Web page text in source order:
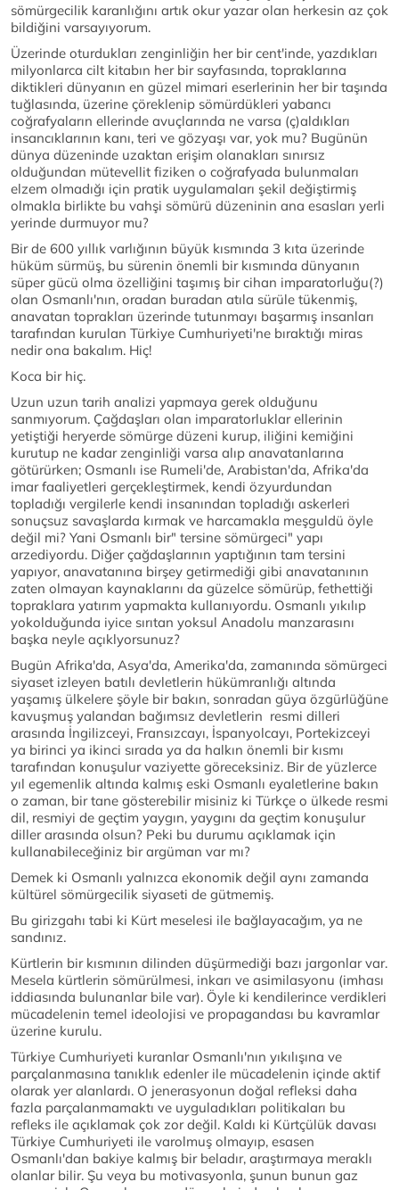
sömürgecilik karanlığını artık okur yazar olan herkesin az çok
bildiğini varsayıyorum.
Üzerinde oturdukları zenginliğin her bir cent'inde, yazdıkları
milyonlarca cilt kitabın her bir sayfasında, topraklarına
diktikleri dünyanın en güzel mimari eserlerinin her bir taşında
tuğlasında, üzerine çöreklenip sömürdükleri yabancı
coğrafyaların ellerinde avuçlarında ne varsa (ç)aldıkları
insancıklarının kanı, teri ve gözyaşı var, yok mu? Bugünün
dünya düzeninde uzaktan erişim olanakları sınırsız
olduğundan mütevellit fiziken o coğrafyada bulunmaları
elzem olmadığı için pratik uygulamaları şekil değiştirmiş
olmakla birlikte bu vahşi sömürü düzeninin ana esasları yerli
yerinde durmuyor mu?
Bir de 600 yıllık varlığının büyük kısmında 3 kıta üzerinde
hüküm sürmüş, bu sürenin önemli bir kısmında dünyanın
süper gücü olma özelliğini taşımış bir cihan imparatorluğu(?)
olan Osmanlı'nın, oradan buradan atıla sürüle tükenmiş,
anavatan toprakları üzerinde tutunmayı başarmış insanları
tarafından kurulan Türkiye Cumhuriyeti'ne bıraktığı miras
nedir ona bakalım. Hiç!
Koca bir hiç.
Uzun uzun tarih analizi yapmaya gerek olduğunu
sanmıyorum. Çağdaşları olan imparatorluklar ellerinin
yetiştiği heryerde sömürge düzeni kurup, iliğini kemiğini
kurutup ne kadar zenginliği varsa alıp anavatanlarına
götürürken; Osmanlı ise Rumeli'de, Arabistan'da, Afrika'da
imar faaliyetleri gerçekleştirmek, kendi özyurdundan
topladığı vergilerle kendi insanından topladığı askerleri
sonuçsuz savaşlarda kırmak ve harcamakla meşguldü öyle
değil mi? Yani Osmanlı bir" tersine sömürgeci" yapı
arzediyordu. Diğer çağdaşlarının yaptığının tam tersini
yapıyor, anavatanına birşey getirmediği gibi anavatanının
zaten olmayan kaynaklarını da güzelce sömürüp, fethettiği
topraklara yatırım yapmakta kullanıyordu. Osmanlı yıkılıp
yokolduğunda iyice sırıtan yoksul Anadolu manzarasını
başka neyle açıklyorsunuz?
Bugün Afrika'da, Asya'da, Amerika'da, zamanında sömürgeci
siyaset izleyen batılı devletlerin hükümranlığı altında
yaşamış ülkelere şöyle bir bakın, sonradan güya özgürlüğüne
kavuşmuş yalandan bağımsız devletlerin resmi dilleri
arasında İngilizceyi, Fransızcayı, İspanyolcayı, Portekizceyi
ya birinci ya ikinci sırada ya da halkın önemli bir kısmı
tarafından konuşulur vaziyette göreceksiniz. Bir de yüzlerce
yıl egemenlik altında kalmış eski Osmanlı eyaletlerine bakın
o zaman, bir tane gösterebilir misiniz ki Türkçe o ülkede resmi
dil, resmiyi de geçtim yaygın, yaygını da geçtim konuşulur
diller arasında olsun? Peki bu durumu açıklamak için
kullanabileceğiniz bir argüman var mı?
Demek ki Osmanlı yalnızca ekonomik değil aynı zamanda
kültürel sömürgecilik siyaseti de gütmemiş.
Bu girizgahı tabi ki Kürt meselesi ile bağlayacağım, ya ne
sandınız.
Kürtlerin bir kısmının dilinden düşürmediği bazı jargonlar var.
Mesela kürtlerin sömürülmesi, inkarı ve asimilasyonu (imhası
iddiasında bulunanlar bile var). Öyle ki kendilerince verdikleri
mücadelenin temel ideolojisi ve propagandası bu kavramlar
üzerine kurulu.
Türkiye Cumhuriyeti kuranlar Osmanlı'nın yıkılışına ve
parçalanmasına tanıklık edenler ile mücadelenin içinde aktif
olarak yer alanlardı. O jenerasyonun doğal refleksi daha
fazla parçalanmamaktı ve uyguladıkları politikaları bu
refleks ile açıklamak çok zor değil. Kaldı ki Kürtçülük davası
Türkiye Cumhuriyeti ile varolmuş olmayıp, esasen
Osmanlı'dan bakiye kalmış bir beladır, araştırmaya meraklı
olanlar bilir. Şu veya bu motivasyonla, şunun bunun gaz